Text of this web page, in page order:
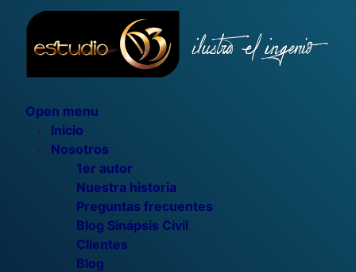
Open menu
Inicio
Nosotros
1er autor
Nuestra historia
Preguntas frecuentes
Blog Sinápsis Civil
Clientes
Blog